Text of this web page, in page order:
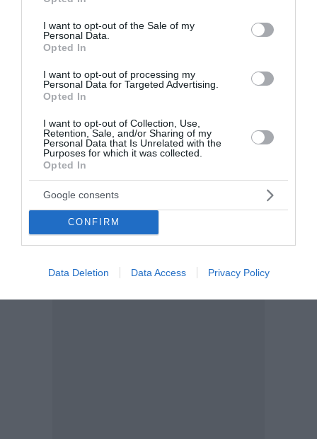
use your data for below specified purposes in below Google
consent section.
I want to opt-out of the Sale of my
Personal Data.
Opted In
I want to opt-out of processing my
Personal Data for Targeted Advertising.
Opted In
I want to opt-out of Collection, Use,
Retention, Sale, and/or Sharing of my
Personal Data that Is Unrelated with the
Purposes for which it was collected.
Opted In
Google consents
CONFIRM
Data Deletion Data Access Privacy Policy
Ελληνικής Ακτοφυλακής.
11:30 | 05 Αυγούστου 2026